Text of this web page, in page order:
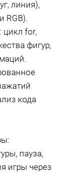
линия),
RGB).
цикл for,
фигур,
кода
пауза,
игры через